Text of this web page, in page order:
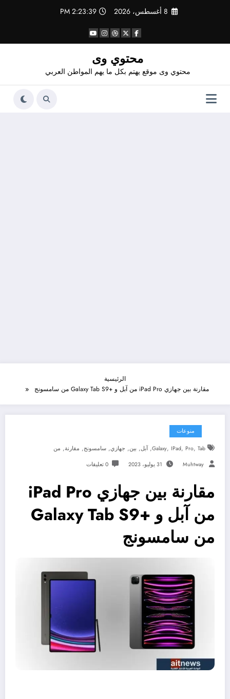
8 أغسطس، 2026 2:23:40 PM
محتوي وى
محتوي وى موقع يهتم بكل ما يهم المواطن العربي
الرئيسية
مقارنة بين جهازي iPad Pro من آبل و +Galaxy Tab S9 من سامسونج
منوعات
Galaxy,IPad,Pro,Tab
,آبل, بين, جهازي, سامسونج, مقارنة, من
Muhtway 31 يوليو، 2023 0 تعليقات
مقارنة بين جهازي iPad Pro
من آبل و +Galaxy Tab S9
من سامسونج